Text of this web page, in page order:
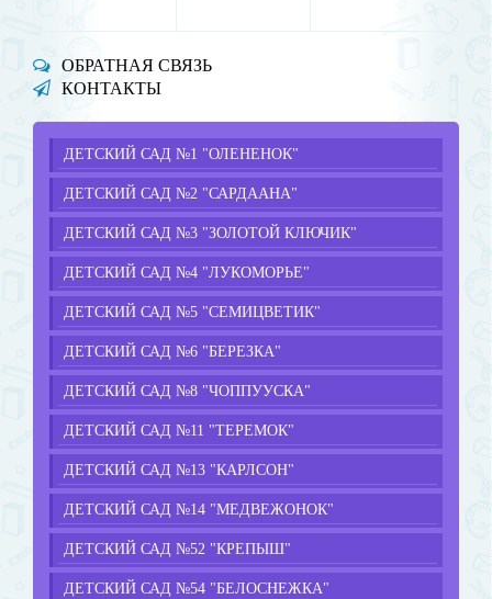
ОБРАТНАЯ СВЯЗЬ
КОНТАКТЫ
ДЕТСКИЙ САД №1 "ОЛЕНЕНОК"
ДЕТСКИЙ САД №2 "САРДААНА"
ДЕТСКИЙ САД №3 "ЗОЛОТОЙ КЛЮЧИК"
ДЕТСКИЙ САД №4 "ЛУКОМОРЬЕ"
ДЕТСКИЙ САД №5 "СЕМИЦВЕТИК"
ДЕТСКИЙ САД №6 "БЕРЕЗКА"
ДЕТСКИЙ САД №8 "ЧОППУУСКА"
ДЕТСКИЙ САД №11 "ТЕРЕМОК"
ДЕТСКИЙ САД №13 "КАРЛСОН"
ДЕТСКИЙ САД №14 "МЕДВЕЖОНОК"
ДЕТСКИЙ САД №52 "КРЕПЫШ"
ДЕТСКИЙ САД №54 "БЕЛОСНЕЖКА"